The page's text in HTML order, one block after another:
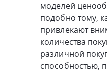
моделей
подобно тому,
привлекают
количества
различной
способностью,